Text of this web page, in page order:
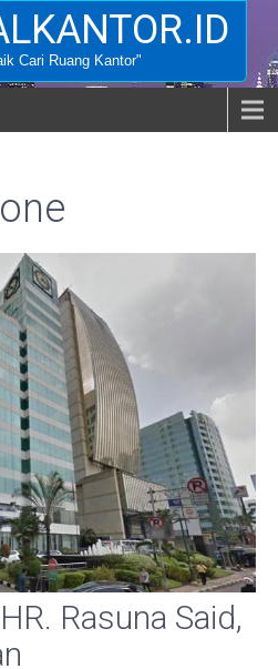
Cari Ruang Kantor"
Rasuna Said,